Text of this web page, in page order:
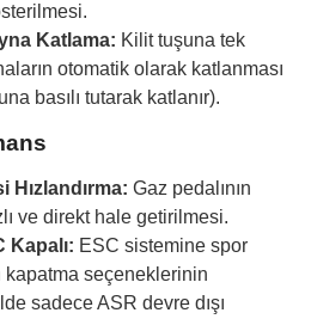
Katlama: Kilit tuşuna tek
otomatik olarak katlanması
basılı tutarak katlanır).
Hızlandırma: Gaz pedalının
ve direkt hale getirilmesi.
Kapalı: ESC sistemine spor
kapatma seçeneklerinin
sadece ASR devre dışı